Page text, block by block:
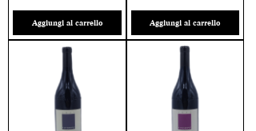
Aggiungi al carrello Aggiungi al carrello